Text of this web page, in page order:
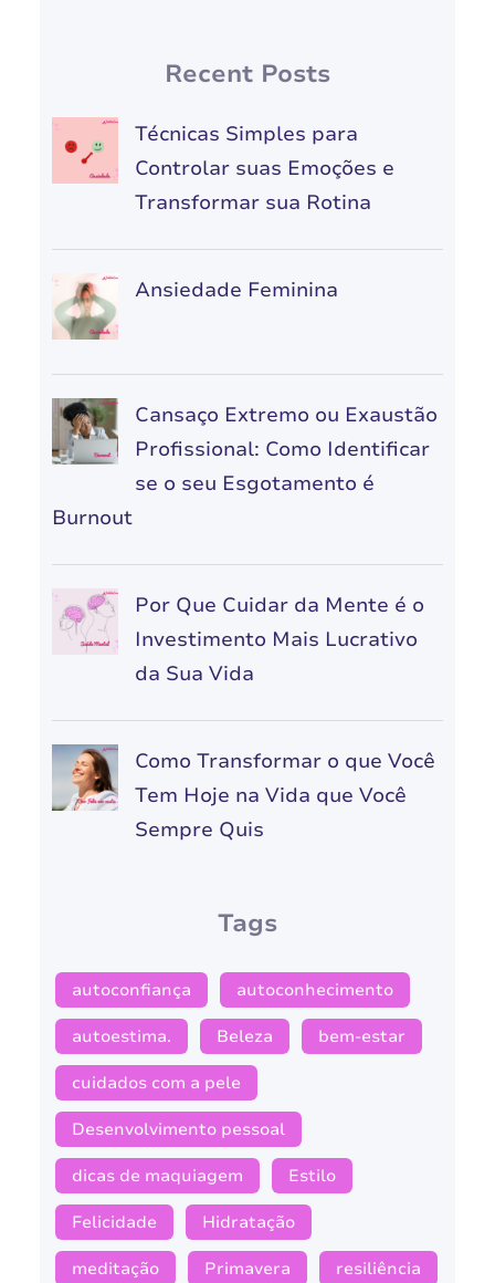
Recent Posts
Técnicas Simples para
Controlar suas Emoções e
Transformar sua Rotina
Ansiedade Feminina
Cansaço Extremo ou Exaustão
Profissional: Como Identificar
se o seu Esgotamento é
Burnout
Por Que Cuidar da Mente é o
Investimento Mais Lucrativo
da Sua Vida
Como Transformar o que Você
Tem Hoje na Vida que Você
Sempre Quis
Tags
autoconfiança autoconhecimento
autoestima. Beleza bem-estar
cuidados com a pele
Desenvolvimento pessoal
dicas de maquiagem Estilo
Felicidade Hidratação
meditação Primavera resiliência